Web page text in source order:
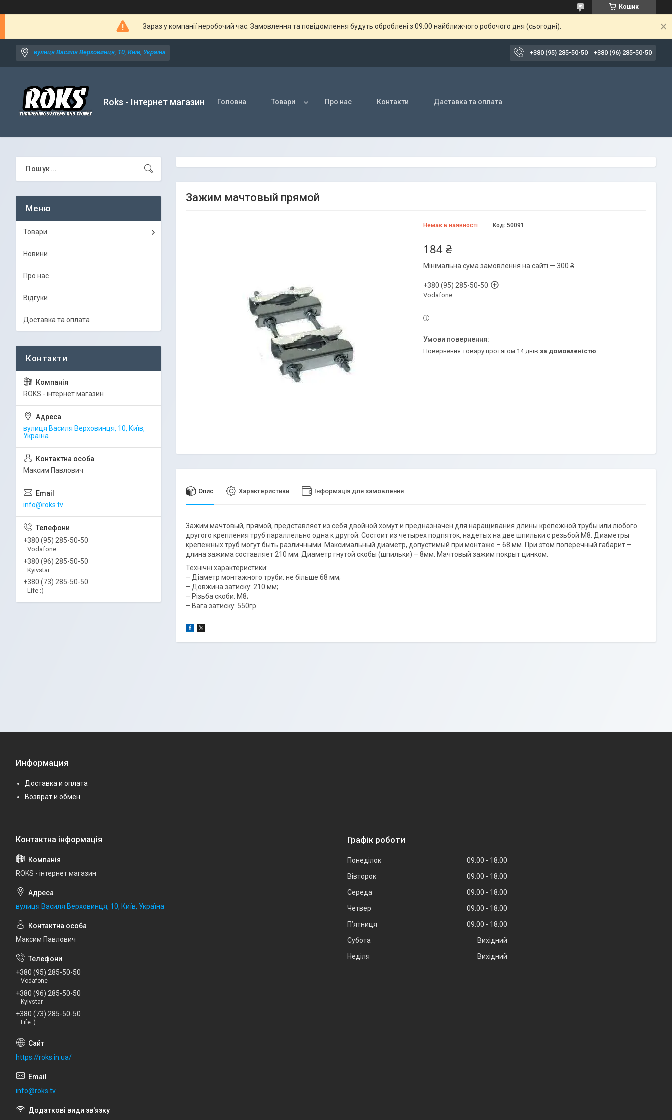
Кошик
Зараз у компанії неробочий час. Замовлення та повідомлення будуть оброблені з 09:00 найближчого робочого дня (сьогодні).
вулиця Василя Верховинця, 10, Київ, Україна +380 (95) 285-50-50 +380 (96) 285-50-50
Roks - Інтернет магазин Головна Товари Про нас Контакти Даставка та оплата
Зажим мачтовый прямой
Немає в наявності Код: 50091
184 ₴
Мінімальна сума замовлення на сайті — 300 ₴
+380 (95) 285-50-50
Vodafone
повернення товару протягом 14 днів за домовленістю
Опис Характеристики Інформація для замовлення
Зажим мачтовый, прямой, представляет из себя двойной хомут и предназначен для наращивания длины крепежной трубы или любого
другого крепления труб параллельно одна к другой. Состоит из четырех подпяток, надетых на две шпильки с резьбой М8. Диаметры
крепежных труб могут быть различными. Максимальный диаметр, допустимый при монтаже – 68 мм. При этом поперечный габарит –
длина зажима составляет 210 мм. Диаметр гнутой скобы (шпильки) – 8мм. Мачтовый зажим покрыт цинком.
Технічні характеристики:
– Діаметр монтажного труби: не більше 68 мм;
– Довжина затиску: 210 мм;
– Різьба скоби: М8;
– Вага затиску: 550гр.
Товари
Новини
Про нас
Відгуки
Доставка та оплата
ROKS - інтернет магазин
вулиця Василя Верховинця, 10, Київ,
Україна
Максим Павлович
info@roks.tv
+380 (95) 285-50-50
Vodafone
+380 (96) 285-50-50
Kyivstar
+380 (73) 285-50-50
Life :)
Информация
Доставка и оплата
Возврат и обмен
ROKS - інтернет магазин
вулиця Василя Верховинця, 10, Київ, Україна
Максим Павлович
+380 (95) 285-50-50
Vodafone
+380 (96) 285-50-50
Kyivstar
+380 (73) 285-50-50
Life :)
https://roks.in.ua/
info@roks.tv
Графік роботи
Понеділок 09:00
18:00
Вівторок
09:00
18:00
Середа
09:00
18:00
Четвер
09:00
18:00
Пʼятниця
09:00
18:00
Субота
Вихідний
Неділя
Вихідний